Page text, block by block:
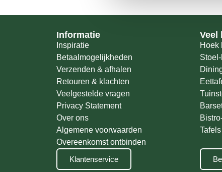
Informatie
Inspiratie
Betaalmogelijkheden
Verzenden & afhalen
Retouren & klachten
Veelgestelde vragen
Privacy Statement
Over ons
Algemene voorwaarden
Overeenkomst ontbinden
Klantenservice
Veel
Hoek
Tafels